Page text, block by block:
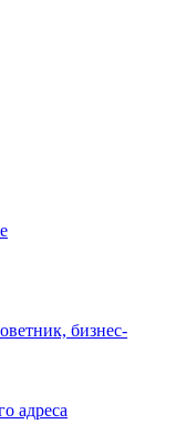
бизнес-
адреса